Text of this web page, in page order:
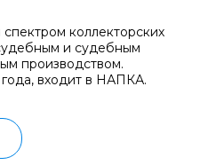
коллекторских
и судебным
производством.
входит в НАПКА.